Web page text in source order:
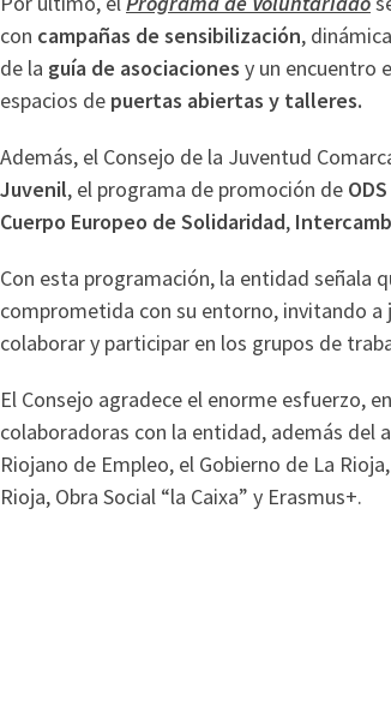
con campañas de sensibilización,
de la guía de asociaciones y un encuentro
espacios de puertas abiertas y talleres.
Además, el Consejo de la Juventud
Juvenil, el programa de promoción de
Cuerpo Europeo de Solidaridad,
Con esta programación, la entidad señala
comprometida con su entorno, invitando a
colaborar y participar en los grupos de
El Consejo agradece el enorme esfuerzo,
colaboradoras con la entidad, además del
Riojano de Empleo, el Gobierno de La
Rioja, Obra Social “la Caixa” y Erasmus+.